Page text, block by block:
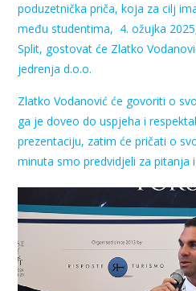
poduzetnička priča, koja za cilj
među studentima, 4. ožujka
Split, gostovat će Zlatko
jedrenja d.o.o.
Zlatko Vodanović će govoriti o
ga je doveo do uspjeha i
prezentaciju, zatim će pričati o
minuta smo predvidjeli za pitanja